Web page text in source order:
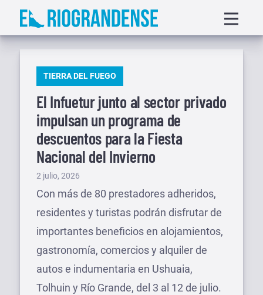
Saltar
menu
PUBLICADO
TIERRA DEL FUEGO
El Infuetur junto al sector privado
impulsan un programa de
descuentos para la Fiesta
Nacional del Invierno
Publicado
el
2 julio, 2026
Con más de 80 prestadores adheridos,
residentes y turistas podrán disfrutar de
importantes beneficios en alojamientos,
gastronomía, comercios y alquiler de
autos e indumentaria en Ushuaia,
Tolhuin y Río Grande, del 3 al 12 de julio.